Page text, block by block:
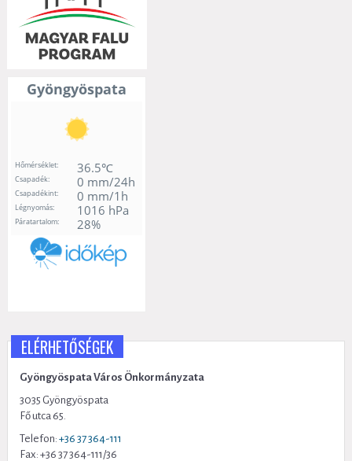
ELÉRHETŐSÉGEK
Gyöngyöspata Város Önkormányzata
3035 Gyöngyöspata
Fő utca 65.
Telefon: +36 37 364-111
Fax: +36 37 364-111/36